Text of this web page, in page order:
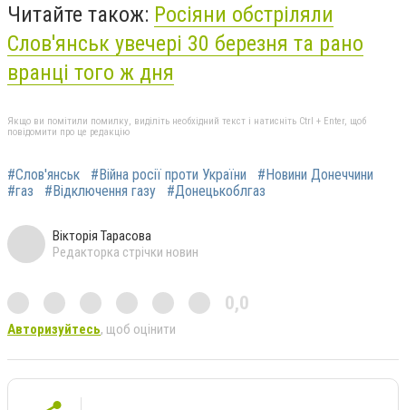
Читайте також: Росіяни обстріляли
Слов'янськ увечері 30 березня та рано
вранці того ж дня
Якщо ви помітили помилку, виділіть необхідний текст і натисніть Ctrl + Enter, щоб
повідомити про це редакцію
#Слов'янськ #Війна росії проти України
#Новини Донеччини
#газ
#Відключення газу #Донецькоблгаз
Вікторія Тарасова
Редакторка стрічки новин
0,0
Авторизуйтесь, щоб оцінити